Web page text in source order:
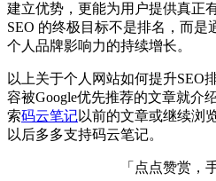
建立优势，更能为用户提供真正
SEO 的终极目标不是排名，而
个人品牌影响力的持续增长。
以上关于个人网站如何提升SEO
容被Google优先推荐的文章就介
索码云笔记以前的文章或继续浏
以后多多支持码云笔记。
「点点赞赏，